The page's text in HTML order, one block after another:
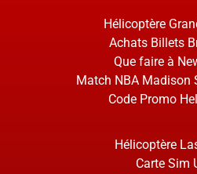
Hélicoptère
Achats Billets
Que faire à
Match NBA Madison
Code Promo
Hélicoptère
Carte Sim